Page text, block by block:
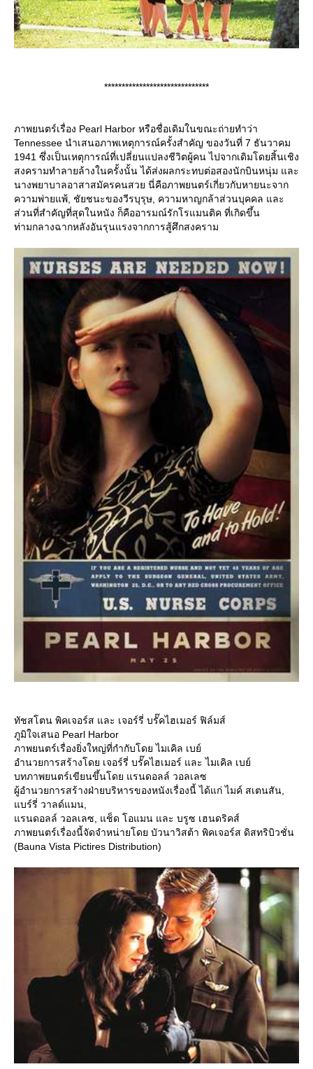
******************************
ภาพยนตร์เรื่อง Pearl Harbor หรือชื่อเดิมในขณะถ่ายทำว่า
Tennessee นำเสนอภาพเหตุการณ์ครั้งสำคัญ ของวันที่ 7 ธันวาคม
1941 ซึ่งเป็นเหตุการณ์ที่เปลี่ยนแปลงชีวิตผู้คน ไปจากเดิมโดยสิ้นเชิง
สงครามทำลายล้างในครั้งนั้น ได้ส่งผลกระทบต่อสองนักบินหนุ่ม และ
นางพยาบาลอาสาสมัครคนสวย นี่คือภาพยนตร์เกี่ยวกับหายนะจาก
ความพ่ายแพ้, ชัยชนะของวีรบุรุษ, ความหาญกล้าส่วนบุคคล และ
ส่วนที่สำคัญที่สุดในหนัง ก็คืออารมณ์รักโรแมนติค ที่เกิดขึ้น
ท่ามกลางฉากหลังอันรุนแรงจากการสู้ศึกสงคราม
ทัชสโตน พิคเจอร์ส และ เจอร์รี่ บรั๊คไฮเมอร์ ฟิล์มส์
ภูมิใจเสนอ Pearl Harbor
ภาพยนตร์เรื่องยิ่งใหญ่ที่กำกับโดย ไมเคิล เบย์
อำนวยการสร้างโดย เจอร์รี่ บรั๊คไฮเมอร์ และ ไมเคิล เบย์
บทภาพยนตร์เขียนขึ้นโดย แรนดอลล์ วอลเลซ
ผู้อำนวยการสร้างฝ่ายบริหารของหนังเรื่องนี้ ได้แก่ ไมค์ สเตนสัน,
บร์รี่ วาลด์แมน,
รนดอลล์ วอลเลซ, แช็ด โอแมน และ บรูซ เฮนดริคส์
ภาพยนตร์เรื่องนี้จัดจำหน่ายโดย บัวนาวิสต้า พิคเจอร์ส ดิสทริบิวชั่น
(Bauna Vista Pictires Distribution)